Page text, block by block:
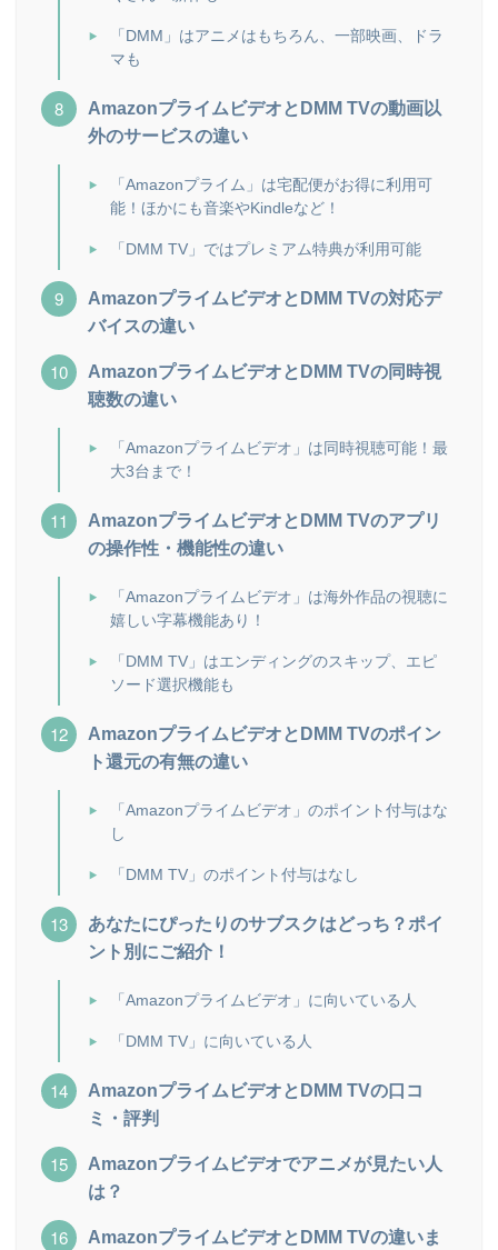
「DMM」はアニメはもちろん、一部映画、ドラ
マも
AmazonプライムビデオとDMM TVの動画以
外のサービスの違い
「Amazonプライム」は宅配便がお得に利用可
能！ほかにも音楽やKindleなど！
「DMM TV」ではプレミアム特典が利用可能
AmazonプライムビデオとDMM TVの対応デ
バイスの違い
AmazonプライムビデオとDMM TVの同時視
聴数の違い
「Amazonプライムビデオ」は同時視聴可能！最
大3台まで！
AmazonプライムビデオとDMM TVのアプリ
の操作性・機能性の違い
「Amazonプライムビデオ」は海外作品の視聴に
嬉しい字幕機能あり！
「DMM TV」はエンディングのスキップ、エピ
ソード選択機能も
AmazonプライムビデオとDMM TVのポイン
ト還元の有無の違い
「Amazonプライムビデオ」のポイント付与はな
し
「DMM TV」のポイント付与はなし
あなたにぴったりのサブスクはどっち？ポイ
ント別にご紹介！
「Amazonプライムビデオ」に向いている人
「DMM TV」に向いている人
AmazonプライムビデオとDMM TVの口コ
ミ・評判
Amazonプライムビデオでアニメが見たい人
は？
AmazonプライムビデオとDMM TVの違いま